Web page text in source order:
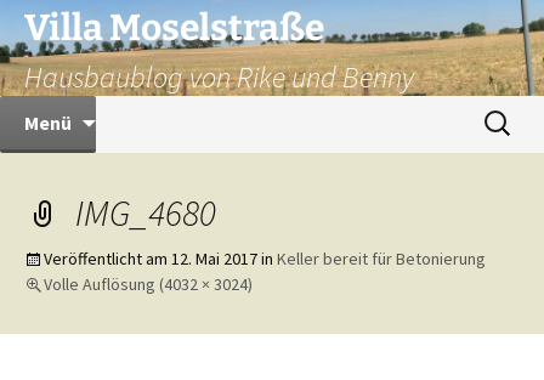
Zum
Inhalt
springen
Villa Moselstraße
Hausbaublog von Rike und Benny
Menü
Suchen
nach:
IMG_4680
Veröffentlicht am 12. Mai 2017in Keller bereit für Betonierung
Volle Auflösung (4032 × 3024)